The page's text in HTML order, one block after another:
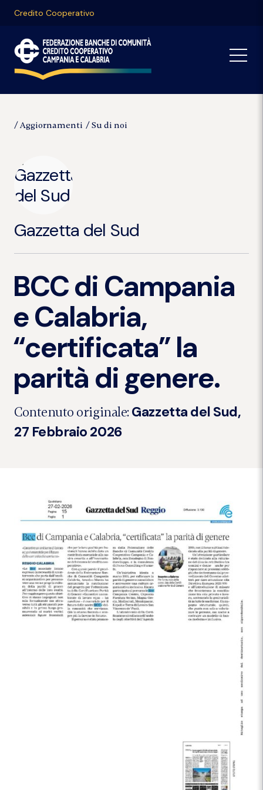
Credito Cooperativo
Aggiornamenti Su di noi
Gazzetta del Sud
BCC di Campania
e Calabria,
“certificata” la
parità di genere.
Contenuto originale:Gazzetta del Sud,
27 Febbraio 2026